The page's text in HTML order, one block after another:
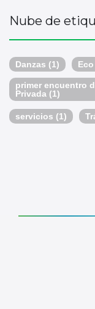
Nube de
Danzas (1)
primer encuentro
Privada (1)
servicios (1)